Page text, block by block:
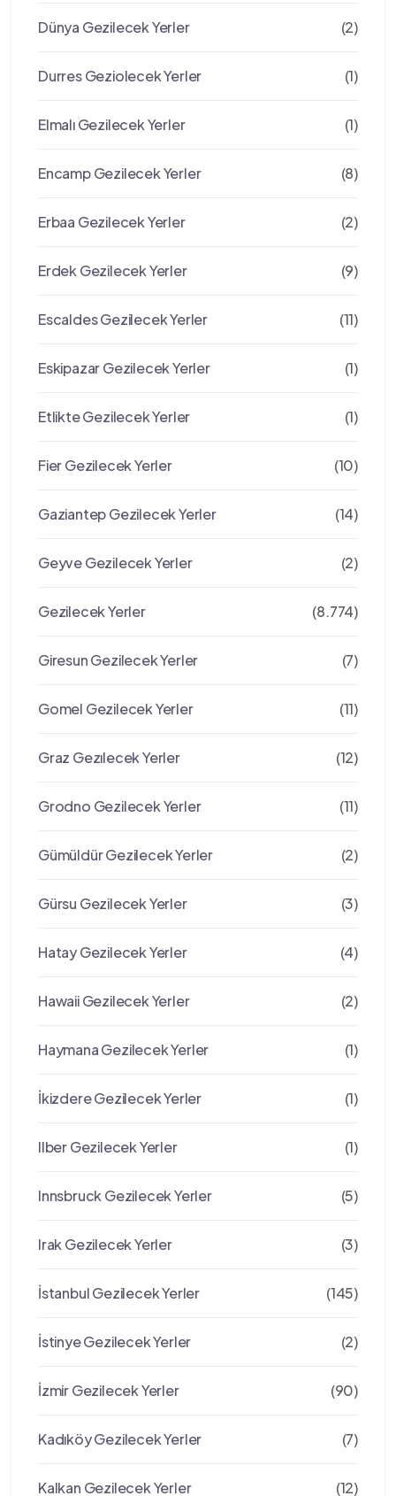
Dünya Gezilecek Yerler (2)
Durres Geziolecek Yerler (1)
Elmalı Gezilecek Yerler (1)
Encamp Gezilecek Yerler (8)
Erbaa Gezilecek Yerler (2)
Erdek Gezilecek Yerler (9)
Escaldes Gezilecek Yerler (11)
Eskipazar Gezilecek Yerler (1)
Etlikte Gezilecek Yerler (1)
Fier Gezilecek Yerler (10)
Gaziantep Gezilecek Yerler (14)
Geyve Gezilecek Yerler (2)
Gezilecek Yerler (8.774)
Giresun Gezilecek Yerler (7)
Gomel Gezilecek Yerler (11)
Graz Gezılecek Yerler (12)
Grodno Gezilecek Yerler (11)
Gümüldür Gezilecek Yerler (2)
Gürsu Gezilecek Yerler (3)
Hatay Gezilecek Yerler (4)
Hawaii Gezilecek Yerler (2)
Haymana Gezilecek Yerler (1)
İkizdere Gezilecek Yerler (1)
Ilber Gezilecek Yerler (1)
Innsbruck Gezilecek Yerler (5)
Irak Gezilecek Yerler (3)
İstanbul Gezilecek Yerler (145)
İstinye Gezilecek Yerler (2)
İzmir Gezilecek Yerler (90)
Kadıköy Gezilecek Yerler (7)
Kalkan Gezilecek Yerler (12)